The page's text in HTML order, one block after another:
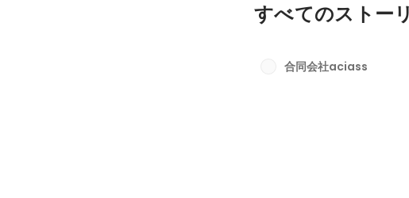
最新順で表示
すべてのストー
合同会社aciass